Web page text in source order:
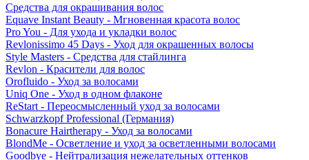
Средства для окрашивания волос
Equave Instant Beauty - Мгновенная красота волос
Pro You - Для ухода и укладки волос
Revlonissimo 45 Days - Уход для окрашенных волосы
Style Masters - Средства для стайлинга
Revlon - Красители для волос
Orofluido - Уход за волосами
Uniq One - Уход в одном флаконе
ReStart - Переосмысленный уход за волосами
Schwarzkopf Professional (Германия)
Bonacure Hairtherapy - Уход за волосами
BlondMe - Осветление и уход за осветленными волосами
Goodbye - Нейтрализация нежелательных оттенков